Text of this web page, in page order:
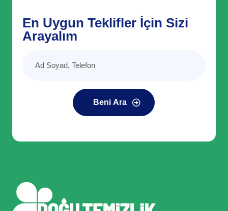
En Uygun Teklifler İçin Sizi
Arayalım
Beni Ara